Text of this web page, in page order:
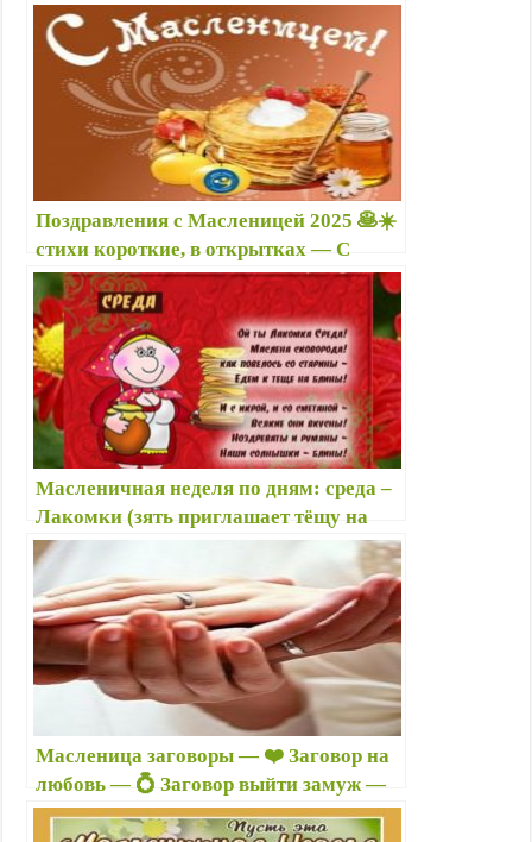
воскресеньем 🙏 и Масленицей 🥞,
короткие стихи в картинках
Поздравления с Масленицей 2025 🥞☀️
стихи короткие, в открытках — С
Масленичной неделей: смешные,
шуточные, пошлые поздравки
Масленичная неделя по дням: среда –
Лакомки (зять приглашает тёщу на
блины 🥞) – С Масленицей! картинки
и поздравления
Масленица заговоры — ❤️ Заговор на
любовь — 💍 Заговор выйти замуж —
Заговор на верность мужа